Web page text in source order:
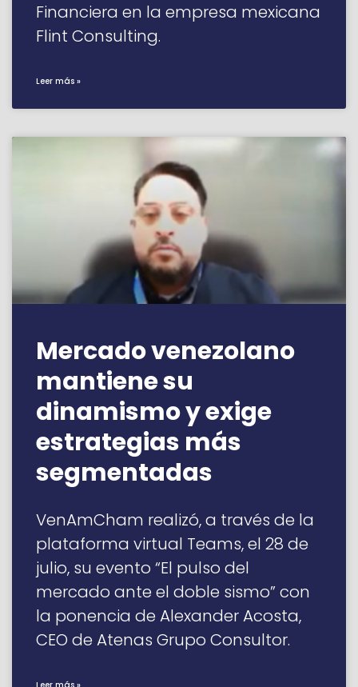
Financiera en la empresa mexicana
Flint Consulting.
Leer más »
Mercado venezolano
mantiene su
dinamismo y exige
estrategias más
segmentadas
VenAmCham realizó, a través de la
plataforma virtual Teams, el 28 de
julio, su evento “El pulso del
mercado ante el doble sismo” con
la ponencia de Alexander Acosta,
CEO de Atenas Grupo Consultor.